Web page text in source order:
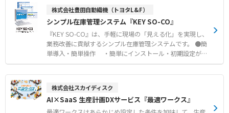
スマートフォンでも利用可能で、 リアルタイムに進捗状
況の確認ができます。
る化 ●メーカー問わずどのタワーライトにも取付可能
株式会社豊田自動織機（トヨタL&F）
シンプル在庫管理システム『KEY SO-CO』
『KEY SO-CO』は、手軽に現場の「見える化」を実現し、
業務改善に貢献するシンプル在庫管理システムです。 ●簡
単導入・簡単操作 ・簡単にインストール・初期設定が可
能 ・誰でも操作できるメニュー・画面構成 ●充実機能
で低価格なパッケージソフト ・在庫管理に必要なあらゆ
ご自身による設定変更が可能 ●倉庫内の管理・作業がシス
テムでつながる ・入荷から出庫までの情報を一元管理
株式会社スカイディスク
AI×SaaS 生産計画DXサービス『最適ワークス』